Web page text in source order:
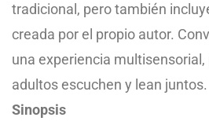
tradicional, pero también
creada por el propio autor.
una experiencia multisensorial,
adultos escuchen y lean juntos.
Sinopsis